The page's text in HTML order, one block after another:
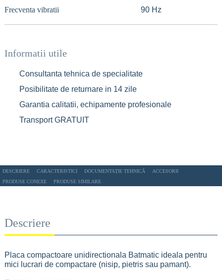
Frecventa vibratii
90 Hz
Informatii utile
Consultanta tehnica de specialitate
Posibilitate de returnare in 14 zile
Garantia calitatii, echipamente profesionale
Transport GRATUIT
DESCRIERE CARACTERISTICI DOCUMENTAȚIE TEHNICĂ
ACCESORII
PRODUSE CONEXE
PRODUSE SIMILARE
Descriere
Placa compactoare unidirectionala Batmatic ideala pentru
mici lucrari de compactare (nisip, pietris sau pamant).